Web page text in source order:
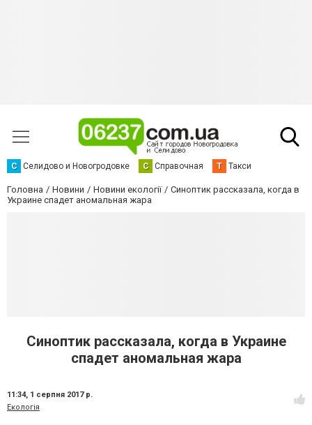
С Селидово и Новогродовке С Справочная Т Такси
Головна Новини Новини екології
Синоптик рассказала, когда в
Украине спадет аномальная жара
Синоптик рассказала, когда в Украине
спадет аномальная жара
11:34, 1 серпня 2017 р.
Екологія